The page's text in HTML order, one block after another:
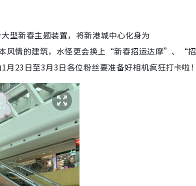
型新春主题装置，将新港城中心化身为
风情的建筑，水怪更会换上“新春招运达摩”、“招
23日至3月3日各位粉丝要准备好相机疯狂打卡啦！